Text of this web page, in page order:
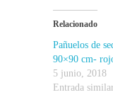
Relacionado
Pañuelos de
90×90 cm-
5 junio, 2018
Entrada